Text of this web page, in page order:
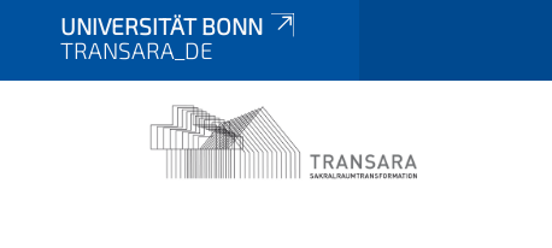
UNIVERSITÄT BONN
TRANSARA_DE